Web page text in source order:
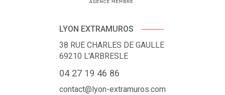
LYON EXTRAMUROS
38 RUE CHARLES DE GAULLE
69210 L'ARBRESLE
04 27 19 46 86
contact@lyon-extramuros.com